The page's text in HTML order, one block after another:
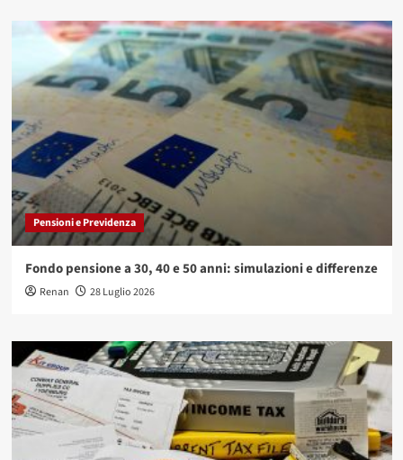
Pensioni e Previdenza
Fondo pensione a 30, 40 e 50 anni: simulazioni e differenze
Renan 28 Luglio 2026